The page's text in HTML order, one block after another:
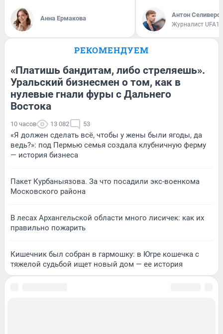
Анна Ермакова Антон
Журналист
РЕКОМЕНДУЕМ
«Платишь бандитам, либо стреляешь».
Уральский бизнесмен о том, как в
нулевые гнали фуры с Дальнего
Востока
10 часов 13 082 53
«Я должен сделать всё, чтобы у жены были ягоды, да
ведь?»: под Пермью семья создала клубничную ферму
— история бизнеса
Пакет Курбаныязова. За что посадили экс-военкома
Московского района
В лесах Архангельской области много лисичек: как их
правильно пожарить
Кишечник был собран в гармошку: в Югре кошечка с
тяжелой судьбой ищет новый дом — ее история